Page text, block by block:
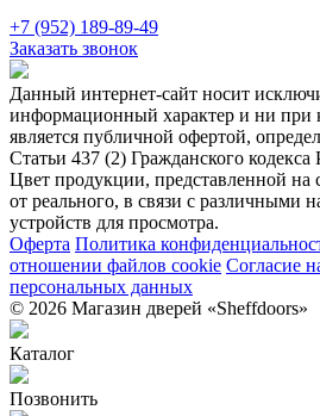
+7 (952) 189-89-49
Заказать звонок
Данный интернет-сайт носит
информационный характер и ни при
является публичной офертой,
Статьи 437 (2) Гражданского
Цвет продукции, представленной на
от реального, в связи с различными
устройств для просмотра.
Оферта Политика
отношении файлов cookie Согласие
персональных данных
© 2026 Магазин дверей «Sheffdoors»
Каталог
Позвонить